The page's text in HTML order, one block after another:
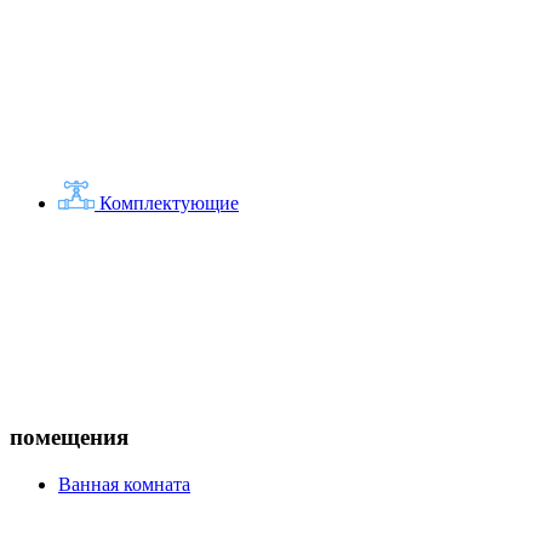
Комплектующие
помещения
Ванная комната